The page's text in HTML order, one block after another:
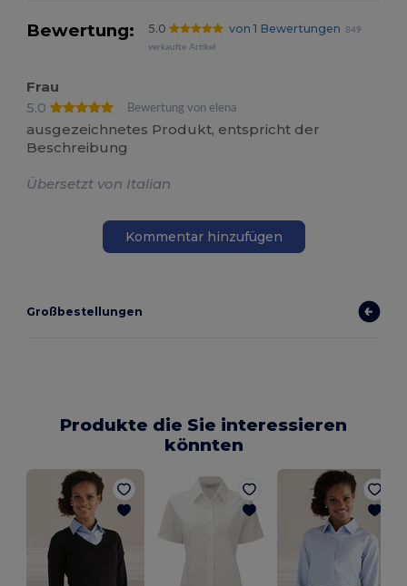
Bewertung: 5.0 von 1 Bewertungen
849
verkaufte Artikel
Frau
5.0
Bewertung von elena
ausgezeichnetes Produkt, entspricht der
Beschreibung
Übersetzt von Italian
Kommentar hinzufügen
Großbestellungen
Produkte die Sie interessieren
könnten